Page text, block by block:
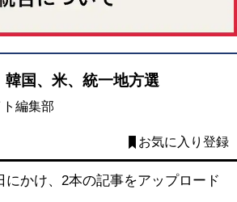
韓国、米、統一地方選
編集部
お気に入り登録
にかけ、2本の記事をアップロード